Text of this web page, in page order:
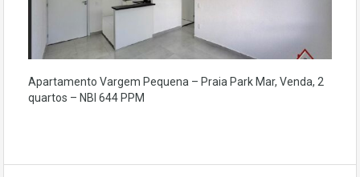
Apartamento Vargem Pequena – Praia Park Mar, Venda, 2
quartos – NBI 644 PPM